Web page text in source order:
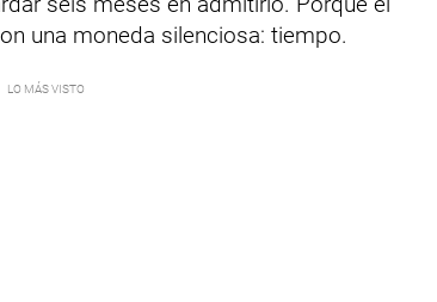
una moneda silenciosa: tiempo.